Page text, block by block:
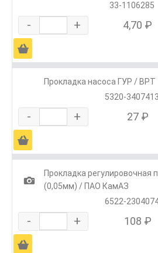
33-1106285
- + 4,70 ₽
Ä
Прокладка насоса ГУР / ВРТ
5320-3407413
- + 27 ₽
Ä
1
Прокладка регулировочная
(0,05мм) / ПАО КамАЗ
6522-
- + 108 ₽
Ä